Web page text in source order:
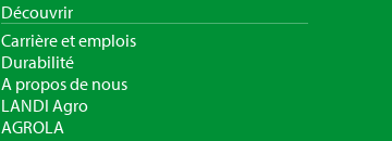
Découvrir
Carrière et emplois
Durabilité
A propos de nous
LANDI Agro
AGROLA